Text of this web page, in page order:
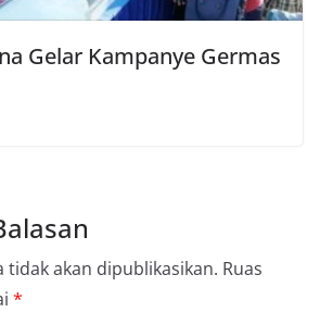
Gelar Kampanye Germas
tidak akan dipublikasikan. Ruas
*